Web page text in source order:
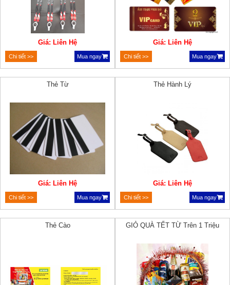
Giá: Liên Hệ
Chi tiết >> Mua ngay
Giá: Liên Hệ
Chi tiết >> Mua ngay
Thẻ Từ
Giá: Liên Hệ
Chi tiết >> Mua ngay
Thẻ Hành Lý
Giá: Liên Hệ
Chi tiết >> Mua ngay
Thẻ Cào GIỎ QUÀ TẾT TỪ Trên 1 Triệu